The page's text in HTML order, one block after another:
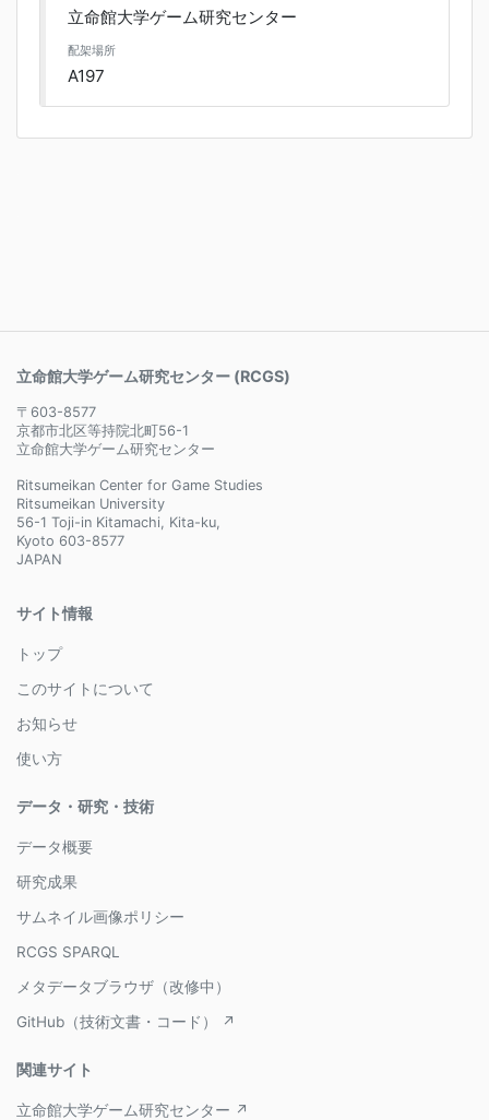
立命館大学ゲーム研究センター
配架場所
A197
立命館大学ゲーム研究センター (RCGS)
〒603-8577
京都市北区等持院北町56-1
立命館大学ゲーム研究センター
Ritsumeikan Center for Game Studies
Ritsumeikan University
56-1 Toji-in Kitamachi, Kita-ku,
Kyoto 603-8577
JAPAN
サイト情報
トップ
このサイトについて
お知らせ
使い方
データ・研究・技術
データ概要
研究成果
サムネイル画像ポリシー
RCGS SPARQL
メタデータブラウザ（改修中）
GitHub（技術文書・コード） ↗
関連サイト
立命館大学ゲーム研究センター ↗